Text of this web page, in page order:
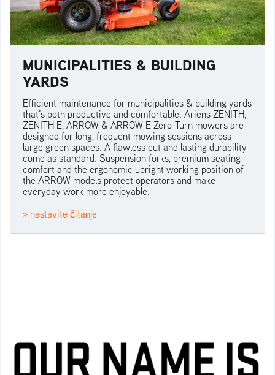
MUNICIPALITIES & BUILDING
YARDS
Efficient maintenance for municipalities & building yards
that’s both productive and comfortable. Ariens ZENITH,
ZENITH E, ARROW & ARROW E Zero-Turn mowers are
designed for long, frequent mowing sessions across
large green spaces. A flawless cut and lasting durability
come as standard. Suspension forks, premium seating
comfort and the ergonomic upright working position of
the ARROW models protect operators and make
everyday work more enjoyable.
» nastavite čitanje